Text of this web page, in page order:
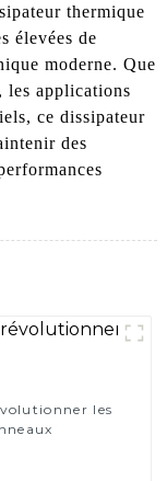
thermique
élevées de
moderne. Que
les applications
ce dissipateur
des
les